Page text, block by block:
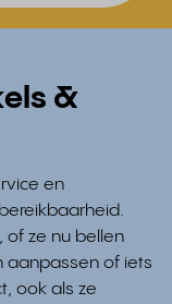
&
en
of ze nu bellen
aanpassen of iets
ook als ze